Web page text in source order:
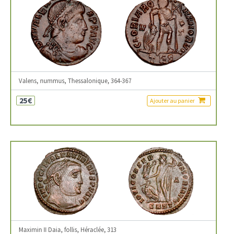
Valens, nummus, Thessalonique, 364-367
25€ Ajouter au panier
Maximin II Daia, follis, Héraclée, 313